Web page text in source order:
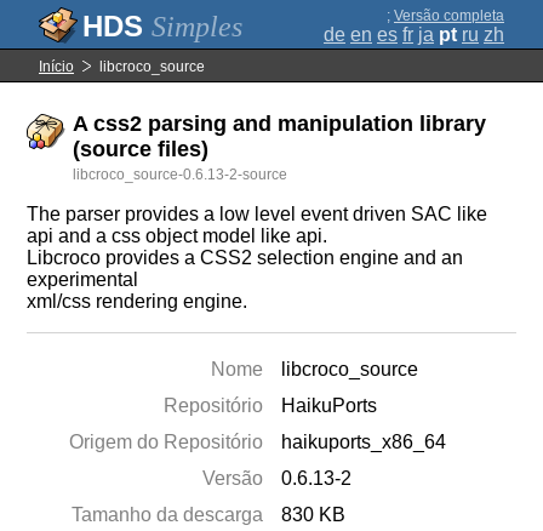
Simples ; Versão completa
de en es fr ja pt ru zh
Início libcroco_source
A css2 parsing and manipulation library
(source files)
libcroco_source-0.6.13-2-source
The parser provides a low level event driven SAC like
api and a css object model like api.
Libcroco provides a CSS2 selection engine and an
experimental
xml/css rendering engine.
Nome
libcroco_source
Repositório
HaikuPorts
Origem do Repositório
haikuports_x86_64
Versão
0.6.13-2
Tamanho da descarga
830 KB